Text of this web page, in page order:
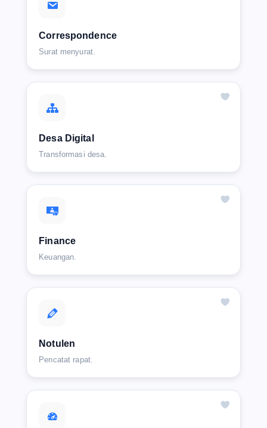
Correspondence
Surat menyurat.
Desa Digital
Transformasi desa.
Finance
Keuangan.
Notulen
Pencatat rapat.